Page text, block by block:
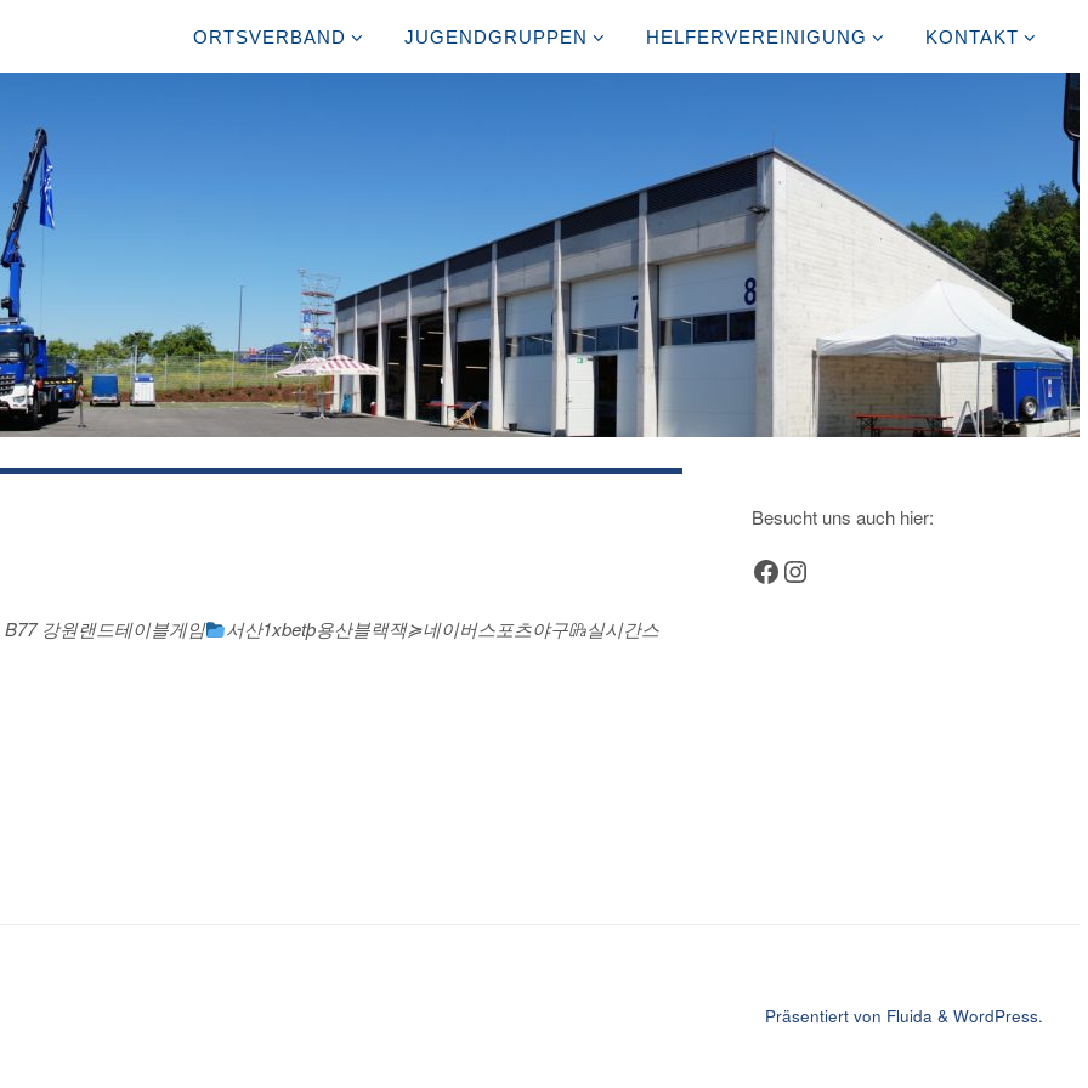
ORTSVERBAND JUGENDGRUPPEN HELFERVEREINIGUNG KONTAKT
강원랜드테이블게임
서산1xbetþ용산블랙잭≽네이버스포츠야구㎬실시간스
Besucht uns auch hier:
Facebook
Instagram
Präsentiert von Fluida & WordPress.